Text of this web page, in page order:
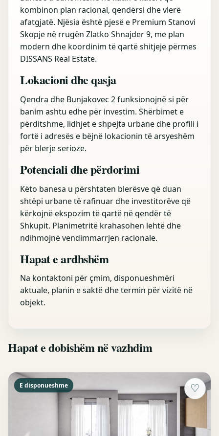
kombinon plan racional, qendërsi dhe vlerë
afatgjatë. Njësia është pjesë e Premium Stanovi
Skopje në rrugën Zlatko Shnajder 9, me plan
modern dhe koordinim të qartë shitjeje përmes
DISSANS Real Estate.
Lokacioni dhe qasja
Qendra dhe Bunjakovec 2 funksionojnë si për
banim ashtu edhe për investim. Shërbimet e
përditshme, lidhjet e shpejta urbane dhe profili i
fortë i adresës e bëjnë lokacionin të arsyeshëm
për blerje serioze.
Potenciali dhe përdorimi
Këto banesa u përshtaten blerësve që duan
shtëpi urbane të rafinuar dhe investitorëve që
kërkojnë ekspozim të qartë në qendër të
Shkupit. Planimetritë krahasohen lehtë dhe
ndihmojnë vendimmarrjen racionale.
Hapat e ardhshëm
Na kontaktoni për çmim, disponueshmëri
aktuale, planin e saktë dhe termin për vizitë në
objekt.
Hapat e dobishëm në vazhdim
♡
E disponueshme